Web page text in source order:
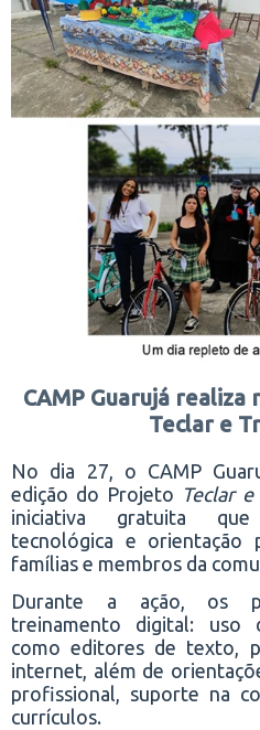
CAMP Guarujá realiza
Teclar e
No dia 27, o CAMP
edição do Projeto Teclar
iniciativa gratuita que
tecnológica e orientação
famílias e membros da
Durante a ação, os
treinamento digital: uso
como editores de texto,
internet, além de
profissional, suporte na
currículos.